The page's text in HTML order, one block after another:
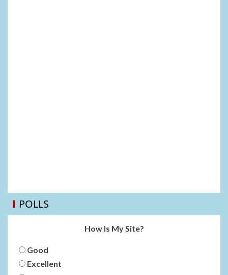
POLLS
How Is My Site?
Good
Excellent